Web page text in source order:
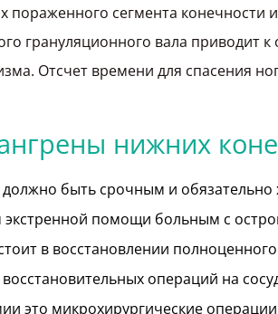
пораженного сегмента конечности
грануляционного вала приводит
Отсчет времени для спасения
нижних
быть срочным и
помощи больным с
в восстановлении
операций на
это микрохирургические